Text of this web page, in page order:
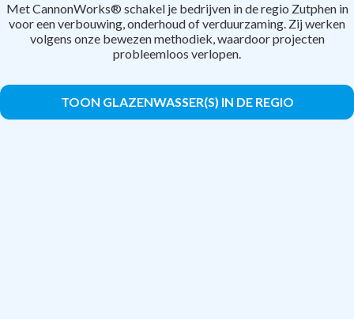
Met CannonWorks® schakel je bedrijven in de regio Zutphen in
voor een verbouwing, onderhoud of verduurzaming. Zij werken
volgens onze bewezen methodiek, waardoor projecten
probleemloos verlopen.
TOON GLAZENWASSER(S) IN DE REGIO